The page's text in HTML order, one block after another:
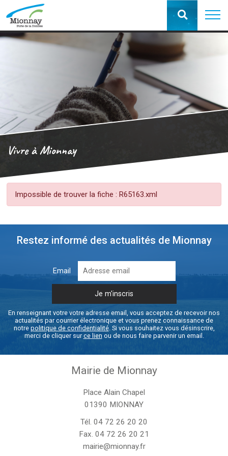
Vivre à Mionnay
Impossible de trouver la fiche : R65163.xml
Restez informé des actualités de Mionnay
Email
En renseignant votre votre adresse email, vous acceptez de recevoir nos
actualités par courrier électronique et vous prenez connaissance de
notre politique de confidentialité. Si vous souhaitez vous désinscrire,
merci de cliquer surce lien ou de nous faire parvenir un email.
Mairie de Mionnay
Place Alain Chapel
01390 MIONNAY
Tél. 04 72 26 20 20
Fax. 04 72 26 20 21
mairie@mionnay.fr